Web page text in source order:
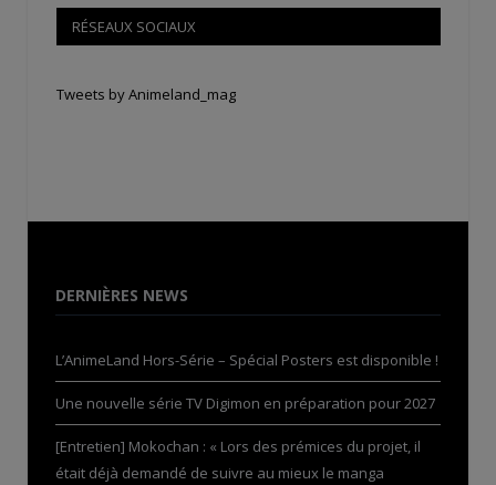
RÉSEAUX SOCIAUX
Tweets by Animeland_mag
DERNIÈRES NEWS
L’AnimeLand Hors-Série – Spécial Posters est disponible !
Une nouvelle série TV Digimon en préparation pour 2027
[Entretien] Mokochan : « Lors des prémices du projet, il
était déjà demandé de suivre au mieux le manga